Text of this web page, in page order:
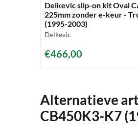
Delkevic slip-on kit Oval
225mm zonder e-keur -
(1995-2003)
Merk:
Delkevic
Prijs: 466,00
€466,00
Alternatieve
CB450K3-K7